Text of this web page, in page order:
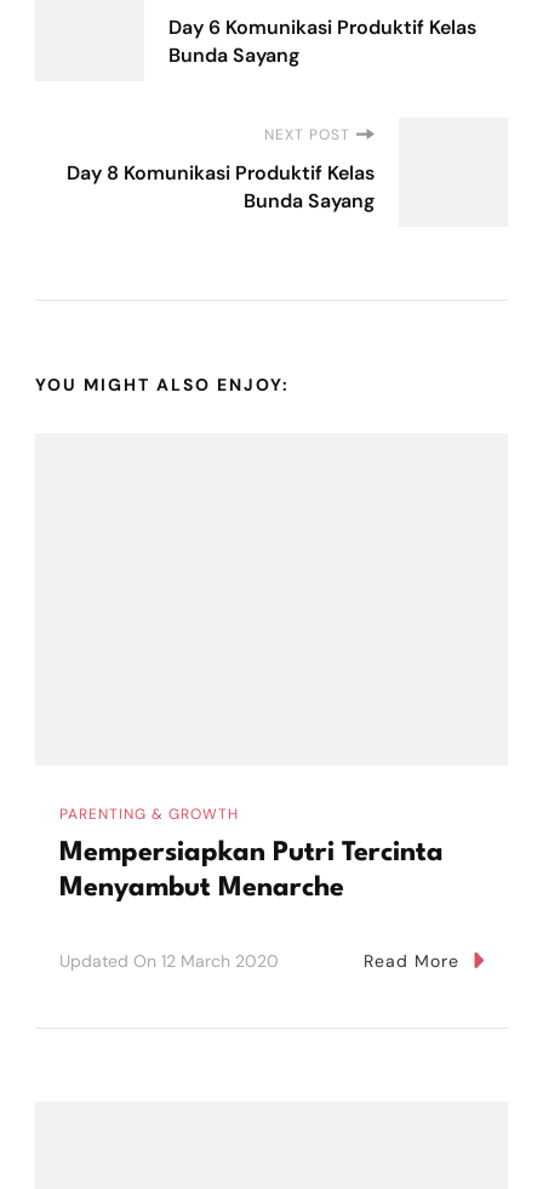
Navigation
Day 6 Komunikasi Produktif Kelas
Bunda Sayang
NEXT POST
Day 8 Komunikasi Produktif Kelas
Bunda Sayang
YOU MIGHT ALSO ENJOY:
PARENTING & GROWTH
Mempersiapkan Putri Tercinta
Menyambut Menarche
Updated On 12 March 2020 Read More